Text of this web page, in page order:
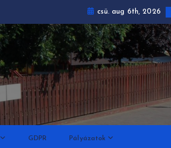
csü. aug 6th, 2026
GDPR Pályázatok